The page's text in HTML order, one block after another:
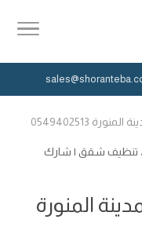
0549402513
، تنظيف شقق | شارك
المنورة